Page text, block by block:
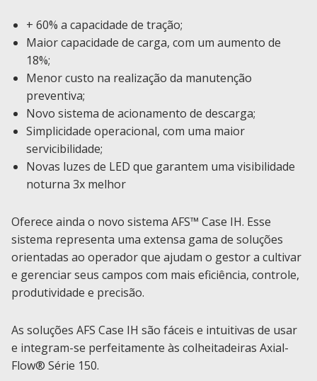
+ 60% a capacidade de tração;
Maior capacidade de carga, com um aumento de
18%;
Menor custo na realização da manutenção
preventiva;
Novo sistema de acionamento de descarga;
Simplicidade operacional, com uma maior
servicibilidade;
Novas luzes de LED que garantem uma visibilidade
noturna 3x melhor
Oferece ainda o novo sistema AFS™ Case IH. Esse
sistema representa uma extensa gama de soluções
orientadas ao operador que ajudam o gestor a cultivar
e gerenciar seus campos com mais eficiência, controle,
produtividade e precisão.
As soluções AFS Case IH são fáceis e intuitivas de usar
e integram-se perfeitamente às colheitadeiras Axial-
Flow® Série 150.